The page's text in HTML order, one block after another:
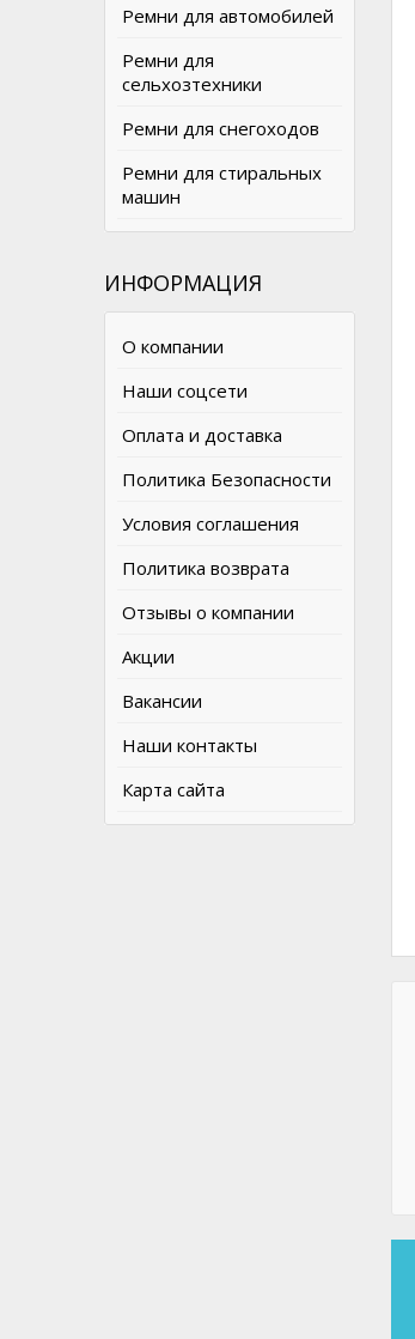
Ремни для автомобилей
Ремни для
сельхозтехники
Ремни для снегоходов
Ремни для стиральных
машин
ИНФОРМАЦИЯ
О компании
Наши соцсети
Оплата и доставка
Политика Безопасности
Условия соглашения
Политика возврата
Отзывы о компании
Акции
Вакансии
Наши контакты
Карта сайта